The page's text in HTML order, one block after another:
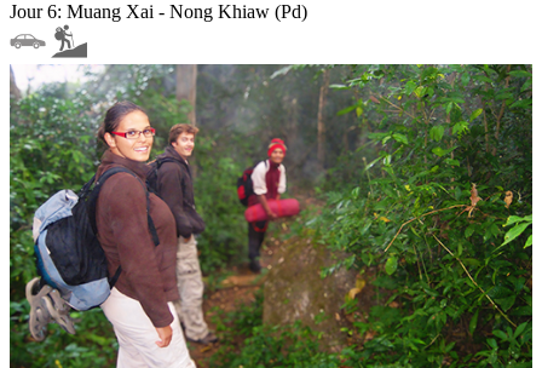
Jour 6: Muang Xai - Nong Khiaw (Pd)